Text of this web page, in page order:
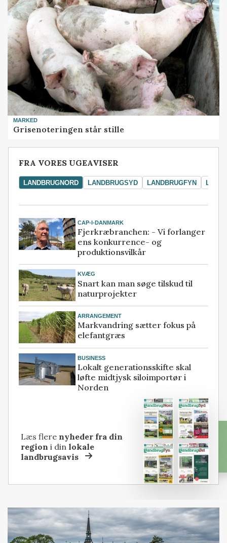
MARKED
Grisenoteringen står stille
FRA VORES UGEAVISER
LANDBRUGNORD LANDBRUGSYD LANDBRUGFYN
CAP-I-DANMARK
Fjerkræbranchen: - Vi forlanger
ens konkurrence- og
produktionsvilkår
KVÆG
Snart kan man søge tilskud til
naturprojekter
ARRANGEMENT
Markvandring sætter fokus på
elefantgræs
BUSINESS
Lokalt generationsskifte skal
løfte midtjysk siloimportør i
Norden
Læs flere nyheder fra din
region i dinlokale
landbrugsavis